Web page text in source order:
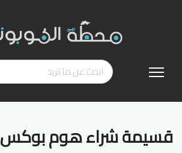
إلى
قسيمة شراء هوم بوكس